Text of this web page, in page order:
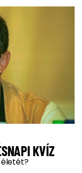
KVÍZ
életét?